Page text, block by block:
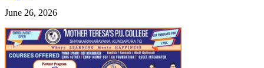
June 26, 2026